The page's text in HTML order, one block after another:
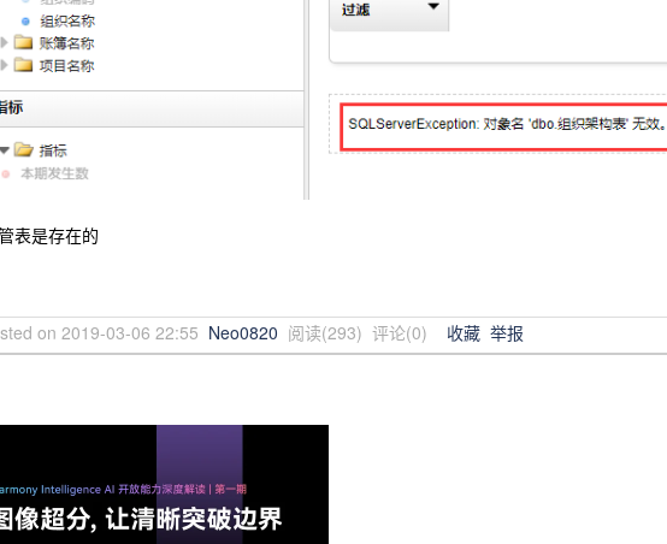
表是存在的
on 2019-03-06 22:55 Neo0820 阅读(293) 评论(0) 收藏 举报